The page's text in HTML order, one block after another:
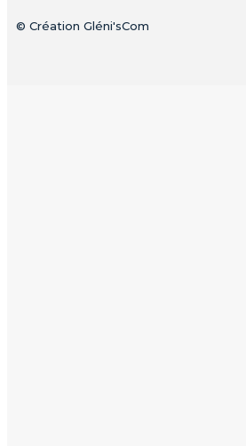
© Création Gléni'sCom